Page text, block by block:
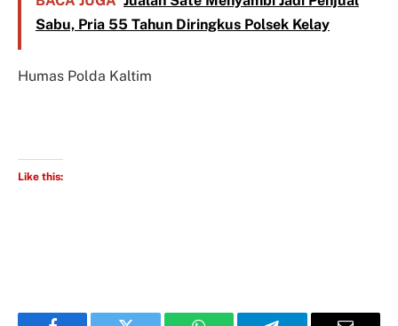
Sabu, Pria 55 Tahun Diringkus Polsek Kelay
Humas Polda Kaltim
Like this: